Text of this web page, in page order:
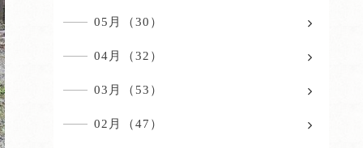
05月（30）
04月（32）
03月（53）
02月（47）